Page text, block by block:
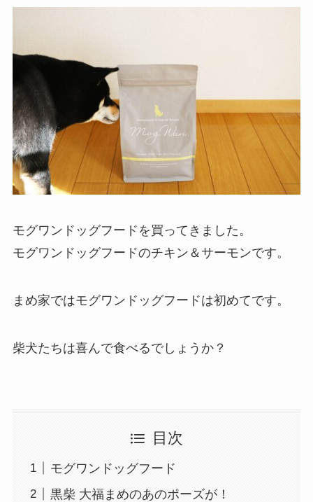
モグワンドッグフードを買ってきました。
モグワンドッグフードのチキン＆サーモンです。
まめ家ではモグワンドッグフードは初めてです。
柴犬たちは喜んで食べるでしょうか？
目次
モグワンドッグフード
黒柴 大福まめのあのポーズが！